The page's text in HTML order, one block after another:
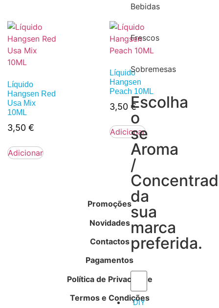
Bebidas
Frescos
Sobremesas
Escolha
o
se
Aroma
/
da
sua
marca
preferida.
DIY
Líquido
Hangsen Red
Usa Mix
10ML
3,50 €
Adicionar
Líquido
Hangsen
Peach 10ML
3,50 €
Adicionar
Promoções
Novidades
Contactos
Pagamentos
Política de Privacidade
Termos e Condições